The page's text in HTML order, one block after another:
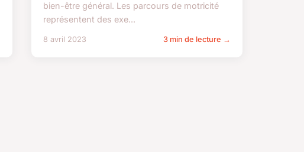
bien-être général. Les parcours de motricité
représentent des exe...
8 avril 2023 3 min de lecture →